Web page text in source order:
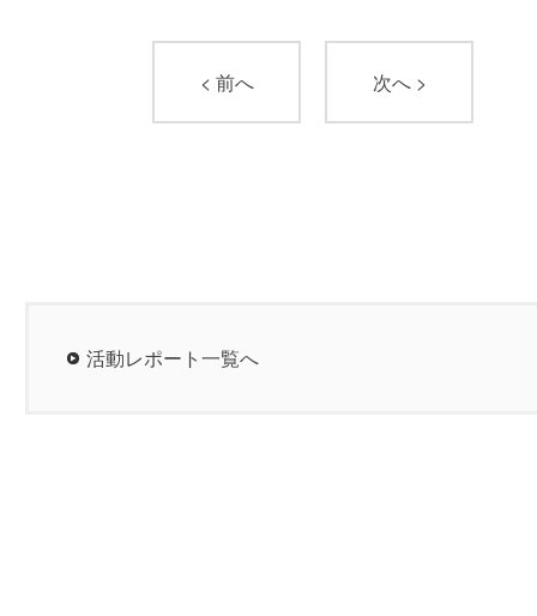
< 前へ 次へ >
活動レポート一覧へ